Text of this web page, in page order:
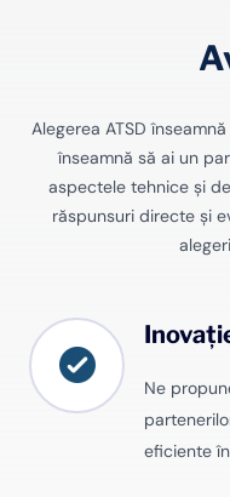
Alegerea ATSD
înseamnă să ai un
aspectele tehnice și
răspunsuri directe și
Ne
eficiente